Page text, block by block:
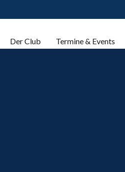
Der Club Termine & Events